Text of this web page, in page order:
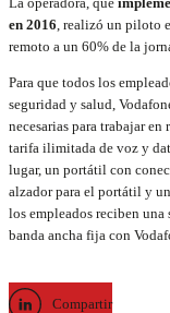
en 2016, realizó un piloto
remoto a un 60% de la
Para que todos los
seguridad y salud,
necesarias para trabajar
tarifa ilimitada de voz y
lugar, un portátil con
alzador para el portátil y
los empleados reciben
banda ancha fija con
Compartir